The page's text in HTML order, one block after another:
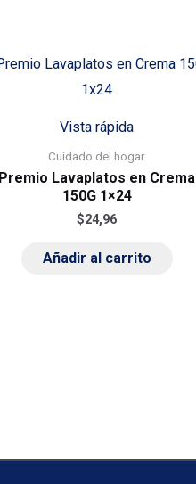
Vista rápida
Cuidado del hogar
Premio Lavaplatos en Crema
150G 1×24
$24,96
Añadir al carrito